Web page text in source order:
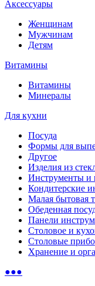
Аксессуары
Женщинам
Мужчинам
Детям
Витамины
Витамины
Минералы
Для кухни
Посуда
Формы для
Другое
Изделия из
Инструменты и
Кондитерские
Малая бытовая
Обеденная
Панели
Столовое и
Столовые
Хранение и
●●●